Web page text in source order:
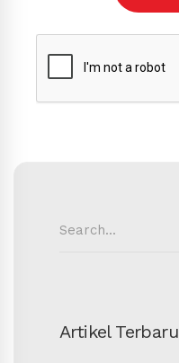
for:
Artikel Terbaru